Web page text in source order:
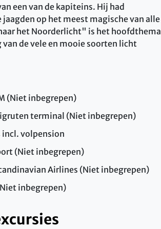
een van de kapiteins. Hij had
op het meest magische van alle
het Noorderlicht" is het hoofdthema
de vele en mooie soorten licht
(Niet inbegrepen)
terminal (Niet inbegrepen)
incl. volpension
(Niet inbegrepen)
Airlines (Niet inbegrepen)
inbegrepen)